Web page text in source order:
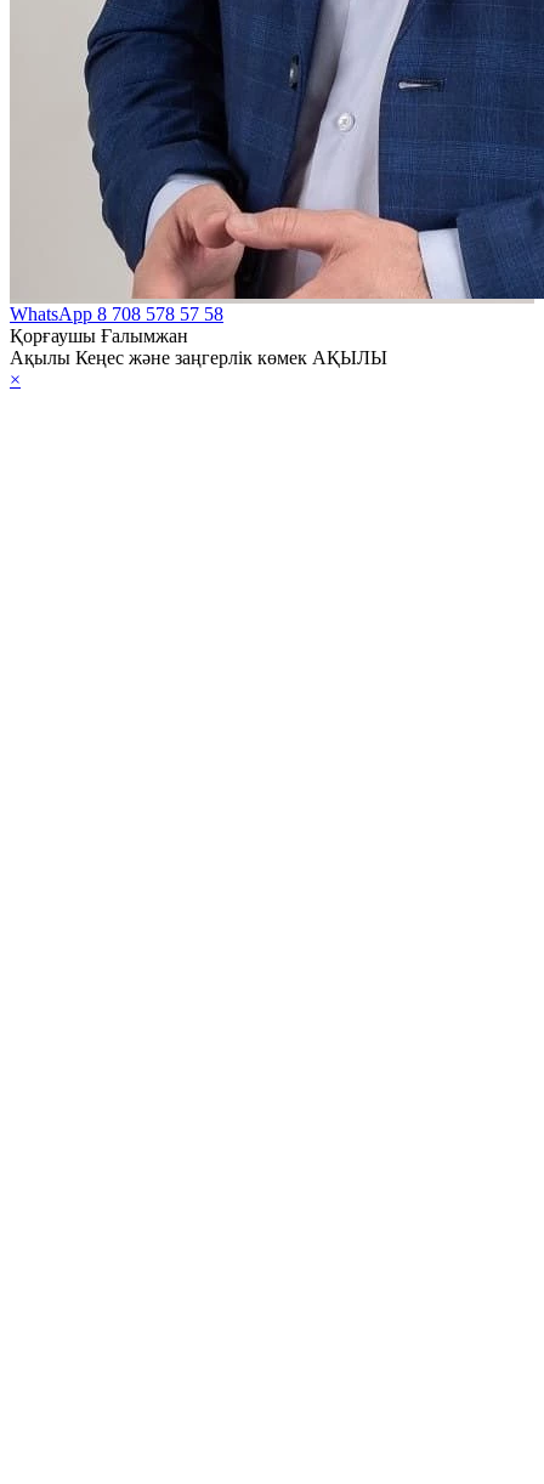
WhatsApp 8 708 578 57 58
Қорғаушы Ғалымжан
Ақылы Кеңес және заңгерлік көмек АҚЫЛЫ
×